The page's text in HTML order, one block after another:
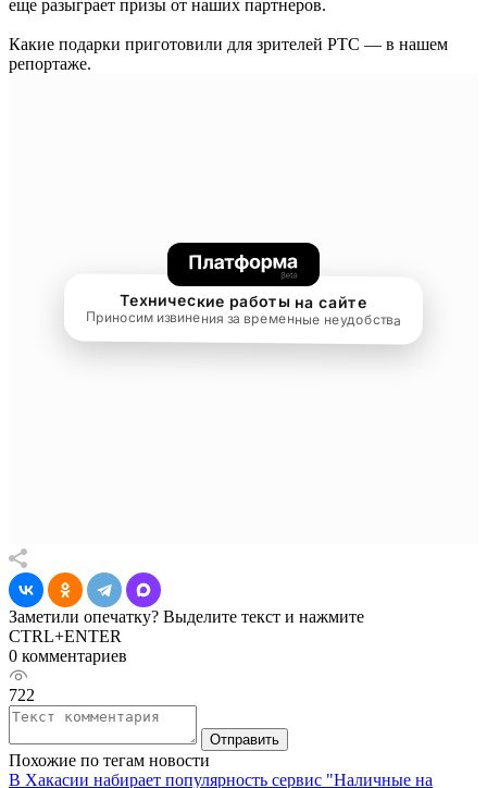
еще разыграет призы от наших партнеров.
Какие подарки приготовили для зрителей РТС — в нашем
репортаже.
Заметили опечатку? Выделите текст и нажмите
CTRL+ENTER
0 комментариев
722
Отправить
Похожие по тегам новости
В Хакасии набирает популярность сервис "Наличные на